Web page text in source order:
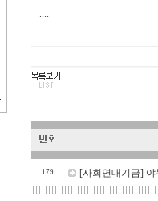
....
179 [사회연대기금] 야